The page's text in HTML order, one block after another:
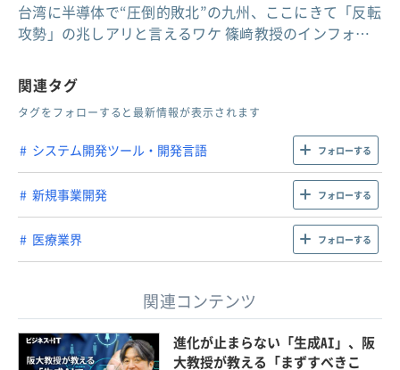
台湾に半導体で“圧倒的敗北”の九州、ここにきて「反転
攻勢」の兆しアリと言えるワケ 篠﨑教授のインフォ…
関連タグ
タグをフォローすると最新情報が表示されます
システム開発ツール・開発言語 フォローする
新規事業開発 フォローする
医療業界 フォローする
関連コンテンツ
進化が止まらない「生成AI」、阪
大教授が教える「まずすべきこ